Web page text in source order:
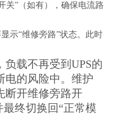
关”（如有），确保电流路
示“维修旁路”状态。此时
载‌不再受到UPS的
电的风险中。维护
断开维修旁路开
终切换回“正常模